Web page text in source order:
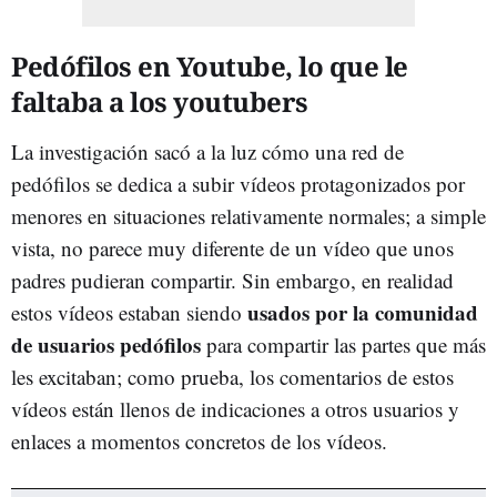
Pedófilos en Youtube, lo que le
faltaba a los youtubers
La investigación sacó a la luz cómo una red de
pedófilos se dedica a subir vídeos protagonizados por
menores en situaciones relativamente normales; a simple
vista, no parece muy diferente de un vídeo que unos
padres pudieran compartir. Sin embargo, en realidad
estos vídeos estaban siendo usados por la comunidad
de usuarios pedófilos para compartir las partes que más
les excitaban; como prueba, los comentarios de estos
vídeos están llenos de indicaciones a otros usuarios y
enlaces a momentos concretos de los vídeos.